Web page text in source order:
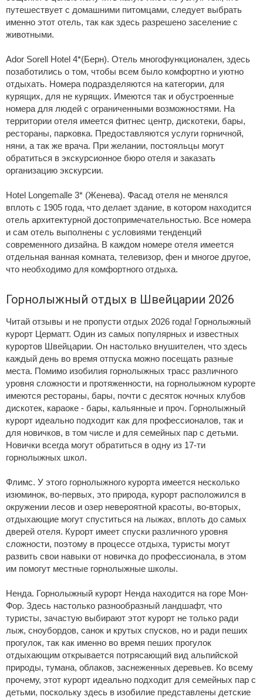
путешествует с домашними питомцами, следует выбрать
именно этот отель, так как здесь разрешено заселение с
животными.
Ador Sorell Hotel 4*(Берн). Отель многофункционален, здесь
позаботились о том, чтобы всем было комфортно и уютно
отдыхать. Номера подразделяются на категории, для
курящих, для не курящих. Имеются так и обустроенные
номера для людей с ограниченными возможностями. На
территории отеля имеется фитнес центр, дискотеки, бары,
рестораны, парковка. Предоставляются услуги горничной,
няни, а так же врача. При желании, постояльцы могут
обратиться в экскурсионное бюро отеля и заказать
организацию экскурсии.
Hotel Longemalle 3* (Женева). Фасад отеля не менялся
вплоть с 1905 года, что делает здание, в котором находится
отель архитектурной достопримечательностью. Все номера
и сам отель выполнены с условиями тенденций
современного дизайна. В каждом номере отеля имеется
отдельная ванная комната, телевизор, фен и многое другое,
что необходимо для комфортного отдыха.
Горнолыжный отдых в Швейцарии 2026
Читай отзывы и не пропусти отдых 2026 года! Горнолыжный
курорт Церматт. Один из самых популярных и известных
курортов Швейцарии. Он настолько внушителен, что здесь
каждый день во время отпуска можно посещать разные
места. Помимо изобилия горнолыжных трасс различного
уровня сложности и протяженности, на горнолыжном курорте
имеются рестораны, бары, почти с десяток ночных клубов
дискотек, караоке - бары, кальянные и проч. Горнолыжный
курорт идеально подходит как для профессионалов, так и
для новичков, в том числе и для семейных пар с детьми.
Новички всегда могут обратиться в одну из 17-ти
горнолыжных школ.
Флимс. У этого горнолыжного курорта имеется несколько
изюминок, во-первых, это природа, курорт расположился в
окружении лесов и озер невероятной красоты, во-вторых,
отдыхающие могут спуститься на лыжах, вплоть до самых
дверей отеля. Курорт имеет спуски различного уровня
сложности, поэтому в процессе отдыха, туристы могут
развить свои навыки от новичка до профессионала, в этом
им помогут местные горнолыжные школы.
Ненда. Горнолыжный курорт Ненда находится на горе Мон-
Фор. Здесь настолько разнообразный ландшафт, что
туристы, зачастую выбирают этот курорт не только ради
лыж, сноубордов, санок и крутых спусков, но и ради пеших
прогулок, так как именно во время пеших прогулок
отдыхающим открывается потрясающий вид альпийской
природы, тумана, облаков, заснеженных деревьев. Ко всему
прочему, этот курорт идеально подходит для семейных пар с
детьми, поскольку здесь в изобилие представлены детские